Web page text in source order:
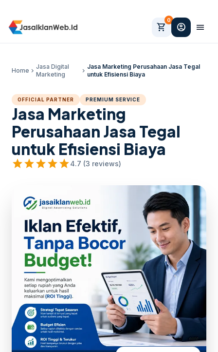
shopping_cart
0
account_circle menu
Home chevron_right
Jasa Digital
Marketing
chevron_right
Jasa Marketing Perusahaan Jasa Tegal
untuk Efisiensi Biaya
OFFICIAL PARTNER PREMIUM SERVICE
Jasa Marketing
Perusahaan Jasa Tegal
untuk Efisiensi Biaya
starstarstarstarstar4.7 (3 reviews)